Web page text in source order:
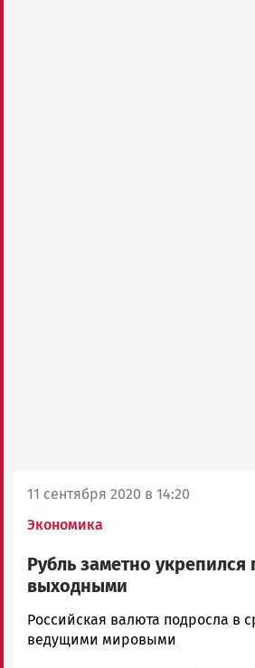
11 сентября 2020 в 14:20
Экономика
Рубль заметно укрепился
выходными
Юрий
Каулио
Российская валюта подросла в
ведущими мировыми